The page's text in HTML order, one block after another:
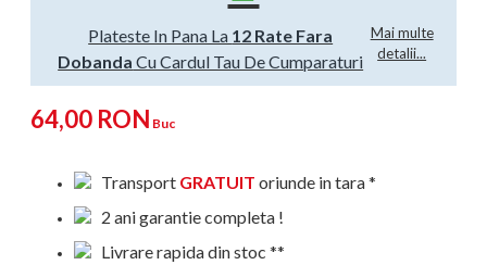
Plateste In Pana La 12 Rate Fara
Dobanda Cu Cardul Tau De Cumparaturi
Mai multe
detalii...
64,00 RON Buc
Transport GRATUIT oriunde in tara *
2 ani garantie completa !
Livrare rapida din stoc **